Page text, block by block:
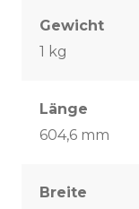
Gewicht
1 kg
Länge
604,6 mm
Breite